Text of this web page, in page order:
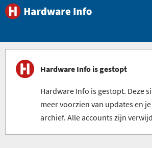
Hardware Info is gestopt
Hardware Info is gestopt. Deze
meer voorzien van updates en
archief. Alle accounts zijn